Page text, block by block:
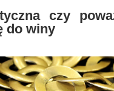
czy
do winy